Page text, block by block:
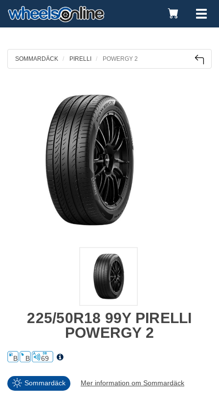
Toggle
Cart
SOMMARDÄCK PIRELLI POWERGY 2
225/50R18 99Y PIRELLI
POWERGY 2
B B 69
Sommardäck Mer information om Sommardäck